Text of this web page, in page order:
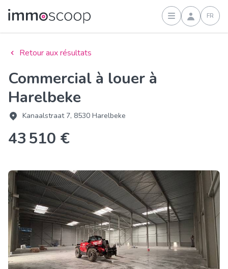
Connexion
FR
Retour aux résultats
Commercial à louer à
Harelbeke
Kanaalstraat 7, 8530 Harelbeke
43 510 €